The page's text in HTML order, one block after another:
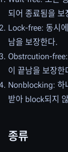
되어 종료됨을 보
Lock-free: 동시
남을 보장한다.
Obstrcution-
이 끝남을 보장한
Nonblocking: 하
받아 block되지
종류